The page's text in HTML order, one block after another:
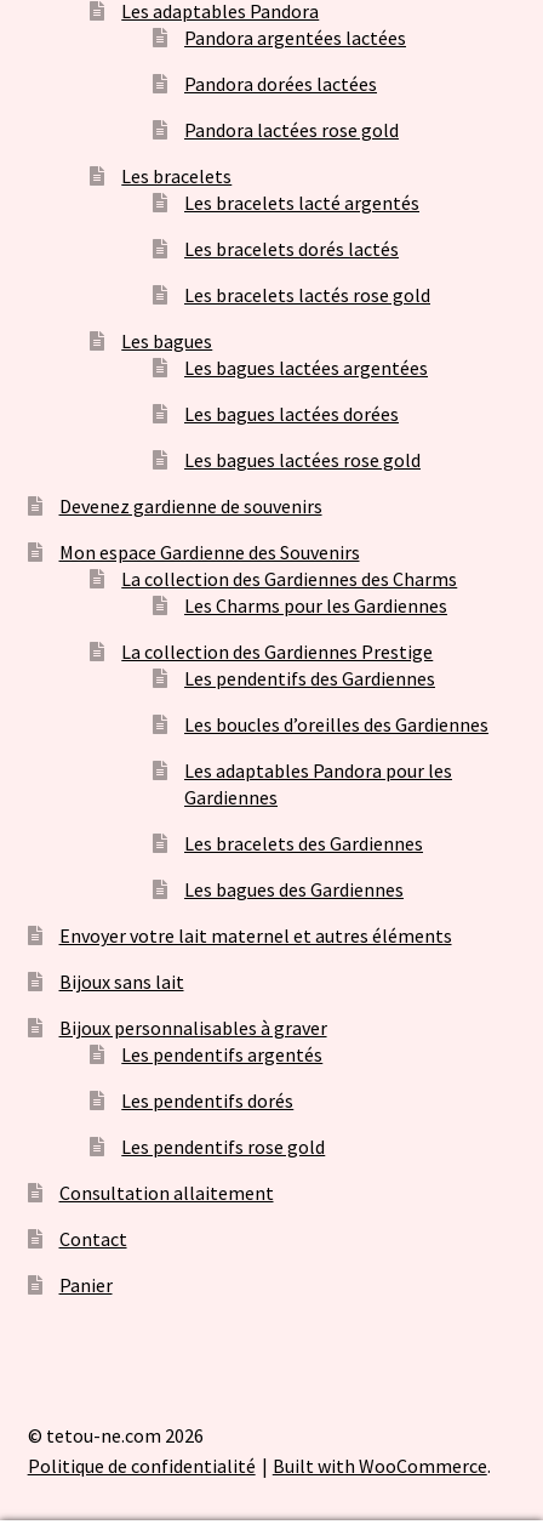
Les adaptables Pandora
Pandora argentées lactées
Pandora dorées lactées
Pandora lactées rose gold
Les bracelets
Les bracelets lacté argentés
Les bracelets dorés lactés
Les bracelets lactés rose gold
Les bagues
Les bagues lactées argentées
Les bagues lactées dorées
Les bagues lactées rose gold
Devenez gardienne de souvenirs
Mon espace Gardienne des Souvenirs
La collection des Gardiennes des Charms
Les Charms pour les Gardiennes
La collection des Gardiennes Prestige
Les pendentifs des Gardiennes
Les boucles d’oreilles des Gardiennes
Les adaptables Pandora pour les
Gardiennes
Les bracelets des Gardiennes
Les bagues des Gardiennes
Envoyer votre lait maternel et autres éléments
Bijoux sans lait
Bijoux personnalisables à graver
Les pendentifs argentés
Les pendentifs dorés
Les pendentifs rose gold
Consultation allaitement
Contact
Panier
© tetou-ne.com 2026
Politique de confidentialité
Built with WooCommerce.